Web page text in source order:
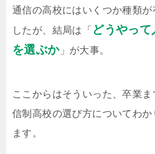
通信の高校にはいくつか種類が
したが、結局は「 どうやっ
を選ぶか」が大事。
ここからはそういった、卒業
信制高校の選び方についてわ
ます。